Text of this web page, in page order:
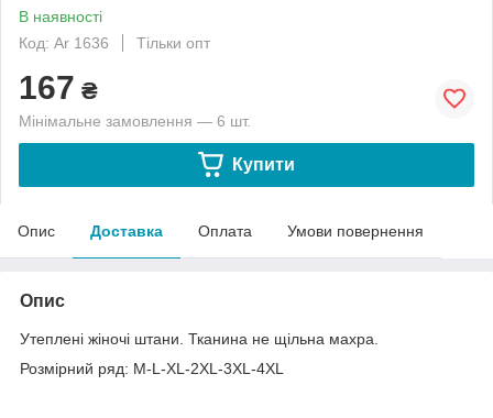
В наявності
Код: Ar 1636
Тільки опт
167 ₴
Мінімальне замовлення — 6 шт.
Купити
Опис Доставка Оплата Умови повернення
Опис
Утеплені жіночі штани. Тканина не щільна махра.
Розмірний ряд: M-L-XL-2XL-3XL-4XL